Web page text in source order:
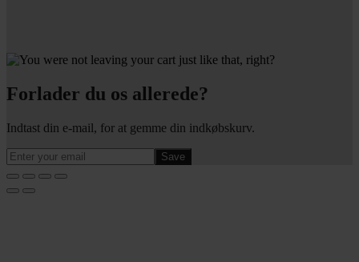
Forlader du os allerede?
Indtast din e-mail, for at gemme din indkøbskurv.
Save